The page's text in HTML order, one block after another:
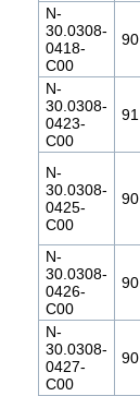
N-
30.0308-
0418-
C00
90
N-
30.0308-
0423-
C00
91
N-
30.0308-
0425-
C00
90
N-
30.0308-
0426-
C00
90
N-
30.0308-
0427-
C00
90